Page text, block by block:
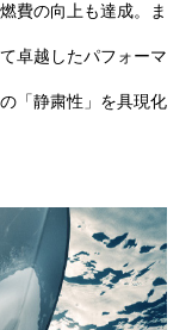
費の向上も達成。ま
卓越したパフォーマ
「静粛性」を具現化